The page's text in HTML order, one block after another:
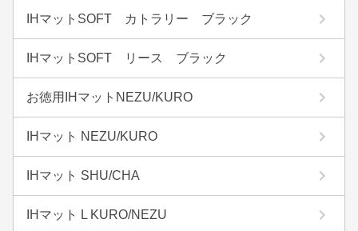
IHマットSOFT カトラリー ブラック
IHマットSOFT リース ブラック
お徳用IHマットNEZU/KURO
IHマット NEZU/KURO
IHマット SHU/CHA
IHマット L KURO/NEZU